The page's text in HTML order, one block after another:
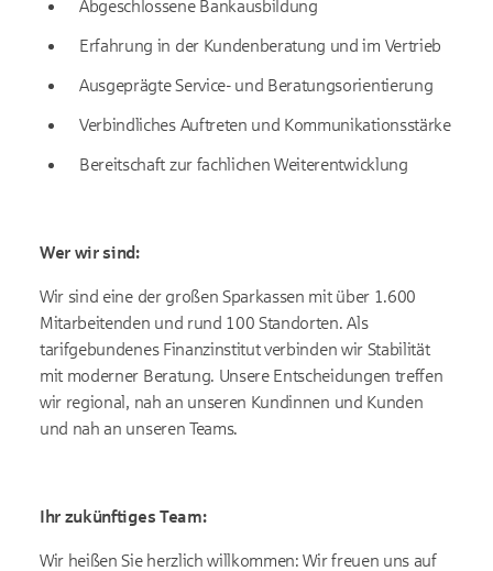
Abgeschlossene Bankausbildung
Erfahrung in der Kundenberatung und im Vertrieb
Ausgeprägte Service- und Beratungsorientierung
Verbindliches Auftreten und Kommunikationsstärke
Bereitschaft zur fachlichen Weiterentwicklung
Wer wir sind:
Wir sind eine der großen Sparkassen mit über 1.600
Mitarbeitenden und rund 100 Standorten. Als
tarifgebundenes Finanzinstitut verbinden wir Stabilität
mit moderner Beratung. Unsere Entscheidungen treffen
wir regional, nah an unseren Kundinnen und Kunden
und nah an unseren Teams.
Ihr zukünftiges Team:
Wir heißen Sie herzlich willkommen: Wir freuen uns auf